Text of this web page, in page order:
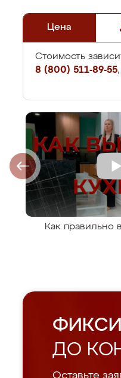
Цена
Стоимость
8 (800) 511-89-55,
Как правильно
ДО
Оставьте